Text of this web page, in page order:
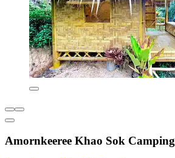
Amornkeeree Khao Sok Camping